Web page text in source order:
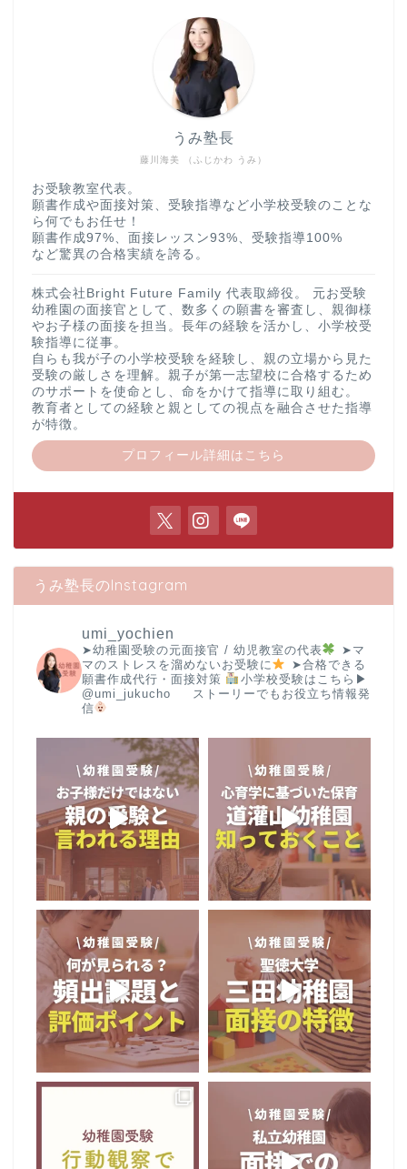
藤川海美 （ふじかわ うみ）
うみ塾長
お受験教室代表。
願書作成や面接対策、受験指導など小学校受験のことな
ら何でもお任せ！
願書作成97%、面接レッスン93%、受験指導100%
など驚異の合格実績を誇る。
株式会社Bright Future Family 代表取締役。 元お受験
幼稚園の面接官として、数多くの願書を審査し、親御様
やお子様の面接を担当。長年の経験を活かし、小学校受
験指導に従事。
自らも我が子の小学校受験を経験し、親の立場から見た
受験の厳しさを理解。親子が第一志望校に合格するため
のサポートを使命とし、命をかけて指導に取り組む。
教育者としての経験と親としての視点を融合させた指導
が特徴。
プロフィール詳細はこちら
うみ塾長のInstagram
umi_yochien
➤幼稚園受験の元面接官 / 幼児教室の代表
➤マ
マのストレスを溜めないお受験に
➤合格できる
願書作成代行・面接対策
小学校受験はこちら▶︎
@umi_jukucho
ストーリーでもお役立ち情報発
信